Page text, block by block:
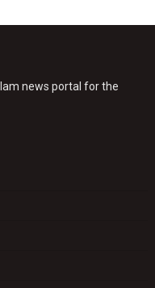
news portal for the